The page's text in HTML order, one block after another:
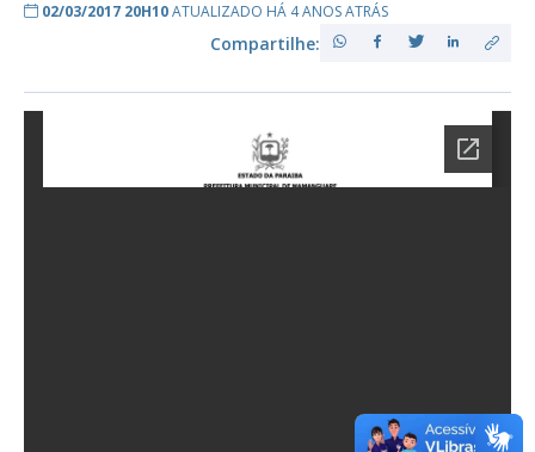
02/03/2017 20H10ATUALIZADO HÁ 4 ANOS ATRÁS
Compartilhe: